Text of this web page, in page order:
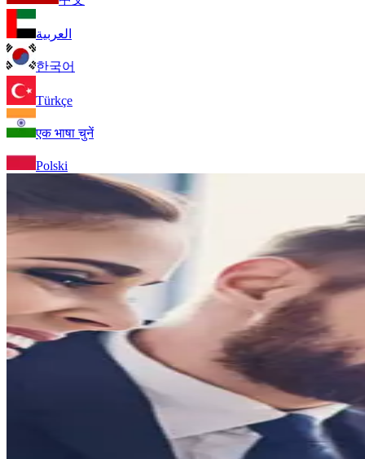
العربية
한국어
Türkçe
एक भाषा चुनें
Polski